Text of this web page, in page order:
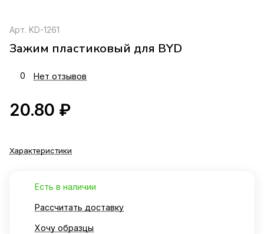
Арт. KD-1261
Зажим пластиковый для BYD
0 Нет отзывов
20.80 ₽
Характеристики
Есть в наличии
Рассчитать доставку
Хочу образцы